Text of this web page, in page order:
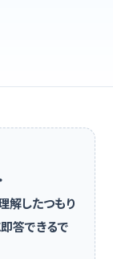
解したつもり
答できるで